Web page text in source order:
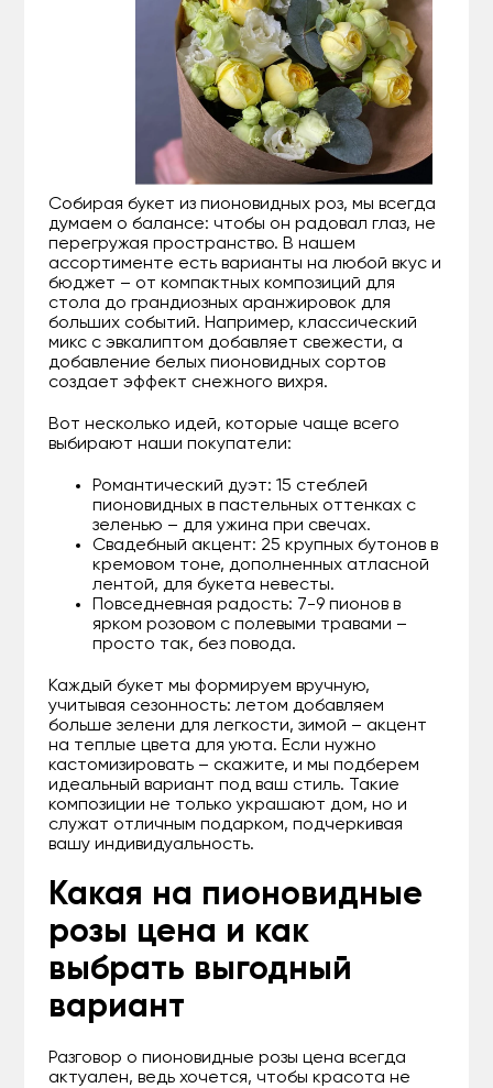
Собирая букет из пионовидных роз, мы всегда
думаем о балансе: чтобы он радовал глаз, не
перегружая пространство. В нашем
ассортименте есть варианты на любой вкус и
бюджет – от компактных композиций для
стола до грандиозных аранжировок для
больших событий. Например, классический
микс с эвкалиптом добавляет свежести, а
добавление белых пионовидных сортов
создает эффект снежного вихря.
Вот несколько идей, которые чаще всего
выбирают наши покупатели:
Романтический дуэт: 15 стеблей
пионовидных в пастельных оттенках с
зеленью – для ужина при свечах.
Свадебный акцент: 25 крупных бутонов в
кремовом тоне, дополненных атласной
лентой, для букета невесты.
Повседневная радость: 7-9 пионов в
ярком розовом с полевыми травами –
просто так, без повода.
Каждый букет мы формируем вручную,
учитывая сезонность: летом добавляем
больше зелени для легкости, зимой – акцент
на теплые цвета для уюта. Если нужно
кастомизировать – скажите, и мы подберем
идеальный вариант под ваш стиль. Такие
композиции не только украшают дом, но и
служат отличным подарком, подчеркивая
вашу индивидуальность.
Какая на пионовидные
розы цена и как
выбрать выгодный
вариант
Разговор о пионовидные розы цена всегда
актуален, ведь хочется, чтобы красота не